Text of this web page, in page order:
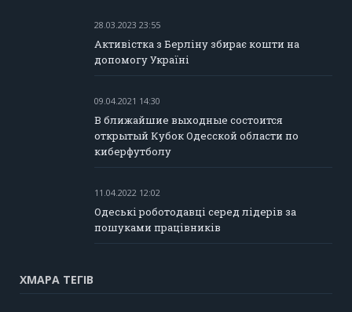
28.03.2023 23:55
Активістка з Берліну збирає кошти на
допомогу Україні
09.04.2021 14:30
В ближайшие выходные состоится
открытый Кубок Одесской области по
киберфутболу
11.04.2022 12:02
Одеські роботодавці серед лідерів за
пошуками працівників
ХМАРА ТЕГІВ